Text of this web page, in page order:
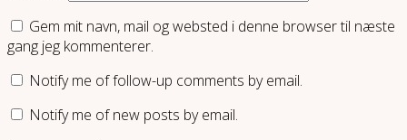
Gem mit navn, mail og websted i denne browser til næste
gang jeg kommenterer.
Notify me of follow-up comments by email.
Notify me of new posts by email.